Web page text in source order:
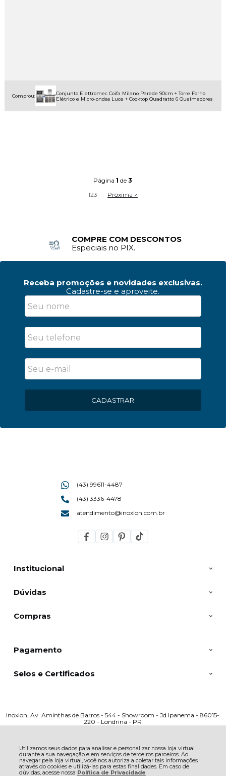
Utilizamos seus dados para analisar e personalizar nossa loja virtual
durante a sua navegação e em serviços de terceiros parceiros. Ao
navegar pela loja virtual, você nos autoriza a coletar tais informações
através do cookies e utilizá-las para estas finalidades. Em caso de
dúvidas, acesse nossa Política de Privacidade
Comprou:
Conjunto Elettromec Coifa Milano Parede 90cm + Torre Forno
Elétrico e Micro-ondas Luce + Cooktop Quadratto 6 Queimadores
Página1 de3
123 Próxima >
COMPRE COM DESCONTOS
Especiais no PIX.
Receba promoções e novidades exclusivas.
Cadastre-se e aproveite.
CADASTRAR
Institucional
Dúvidas
Compras
(43) 99611-4487
(43) 3336-4478
atendimento@inoxlon.com.br
Pagamento
Selos e Certificados
Inoxlon, Av. Aminthas de Barros - 544 - Showroom - Jd Ipanema - 86015-
220 - Londrina - PR